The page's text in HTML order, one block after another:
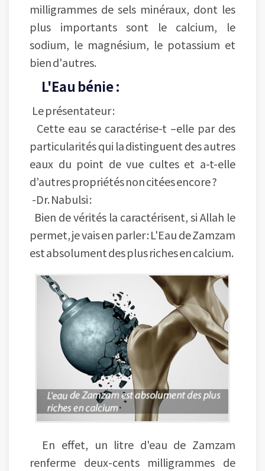
milligrammes de sels minéraux, dont les
plus importants sont le calcium, le
sodium, le magnésium, le potassium et
bien d'autres.
L'Eau bénie :
Le présentateur :
Cette eau se caractérise-t –elle par des
particularités qui la distinguent des autres
eaux du point de vue cultes et a-t-elle
d’autres propriétés non citées encore ?
-Dr. Nabulsi :
Bien de vérités la caractérisent, si Allah le
permet, je vais en parler : L'Eau de Zamzam
est absolument des plus riches en calcium.
En effet, un litre d'eau de Zamzam
renferme deux-cents milligrammes de